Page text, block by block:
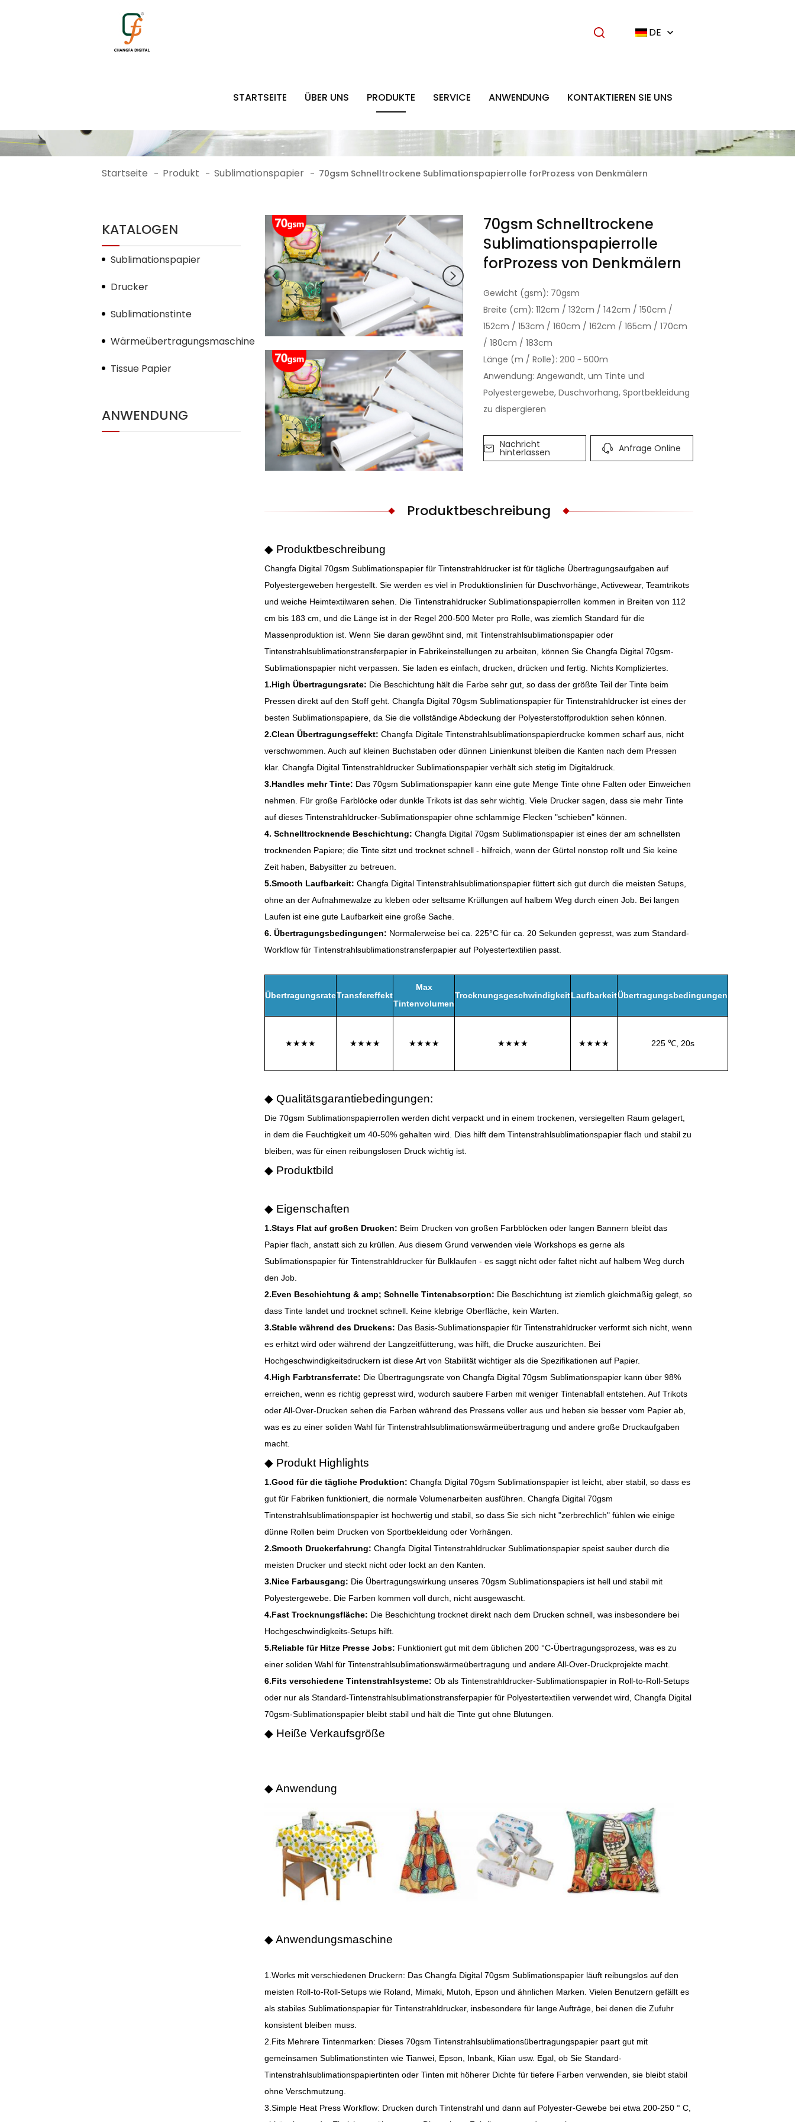
DE
STARTSEITE ÜBER UNS PRODUKTE SERVICE ANWENDUNG KONTAKTIEREN SIE UNS
Startseite - Produkt - Sublimationspapier - 70gsm Schnelltrockene Sublimationspapierrolle forProzess von Denkmälern
KATALOGEN
Sublimationspapier
Drucker
Sublimationstinte
Wärmeübertragungsmaschine
Tissue Papier
ANWENDUNG
70gsm Schnelltrockene
Sublimationspapierrolle
forProzess von Denkmälern
Gewicht (gsm): 70gsm
Breite (cm): 112cm / 132cm / 142cm / 150cm /
152cm / 153cm / 160cm / 162cm / 165cm / 170cm
/ 180cm / 183cm
Länge (m / Rolle): 200 ~ 500m
Anwendung: Angewandt, um Tinte und
Polyestergewebe, Duschvorhang, Sportbekleidung
zu dispergieren
Nachricht
hinterlassen Anfrage Online
Produktbeschreibung
◆ Produktbeschreibung
Changfa Digital 70gsm Sublimationspapier für Tintenstrahldrucker ist für tägliche Übertragungsaufgaben auf
Polyestergeweben hergestellt. Sie werden es viel in Produktionslinien für Duschvorhänge, Activewear, Teamtrikots
und weiche Heimtextilwaren sehen. Die Tintenstrahldrucker Sublimationspapierrollen kommen in Breiten von 112
cm bis 183 cm, und die Länge ist in der Regel 200-500 Meter pro Rolle, was ziemlich Standard für die
Massenproduktion ist. Wenn Sie daran gewöhnt sind, mit Tintenstrahlsublimationspapier oder
Tintenstrahlsublimationstransferpapier in Fabrikeinstellungen zu arbeiten, können Sie Changfa Digital 70gsm-
Sublimationspapier nicht verpassen. Sie laden es einfach, drucken, drücken und fertig. Nichts Kompliziertes.
1.High Übertragungsrate: Die Beschichtung hält die Farbe sehr gut, so dass der größte Teil der Tinte beim
Pressen direkt auf den Stoff geht. Changfa Digital 70gsm Sublimationspapier für Tintenstrahldrucker ist eines der
besten Sublimationspapiere, da Sie die vollständige Abdeckung der Polyesterstoffproduktion sehen können.
2.Clean Übertragungseffekt: Changfa Digitale Tintenstrahlsublimationspapierdrucke kommen scharf aus, nicht
verschwommen. Auch auf kleinen Buchstaben oder dünnen Linienkunst bleiben die Kanten nach dem Pressen
klar. Changfa Digital Tintenstrahldrucker Sublimationspapier verhält sich stetig im Digitaldruck.
3.Handles mehr Tinte: Das 70gsm Sublimationspapier kann eine gute Menge Tinte ohne Falten oder Einweichen
nehmen. Für große Farblöcke oder dunkle Trikots ist das sehr wichtig. Viele Drucker sagen, dass sie mehr Tinte
auf dieses Tintenstrahldrucker-Sublimationspapier ohne schlammige Flecken "schieben" können.
4. Schnelltrocknende Beschichtung: Changfa Digital 70gsm Sublimationspapier ist eines der am schnellsten
trocknenden Papiere; die Tinte sitzt und trocknet schnell - hilfreich, wenn der Gürtel nonstop rollt und Sie keine
Zeit haben, Babysitter zu betreuen.
5.Smooth Laufbarkeit: Changfa Digital Tintenstrahlsublimationspapier füttert sich gut durch die meisten Setups,
ohne an der Aufnahmewalze zu kleben oder seltsame Krüllungen auf halbem Weg durch einen Job. Bei langen
Laufen ist eine gute Laufbarkeit eine große Sache.
6. Übertragungsbedingungen: Normalerweise bei ca. 225°C für ca. 20 Sekunden gepresst, was zum Standard-
Workflow für Tintenstrahlsublimationstransferpapier auf Polyestertextilien passt.
ÜbertragungsrateTransfereffekt
Max
Tintenvolumen
TrocknungsgeschwindigkeitLaufbarkeitÜbertragungsbedingungen
★★★★ ★★★★ ★★★★ ★★★★ ★★★★ 225 ℃, 20s
◆ Qualitätsgarantiebedingungen:
Die 70gsm Sublimationspapierrollen werden dicht verpackt und in einem trockenen, versiegelten Raum gelagert,
in dem die Feuchtigkeit um 40-50% gehalten wird. Dies hilft dem Tintenstrahlsublimationspapier flach und stabil zu
bleiben, was für einen reibungslosen Druck wichtig ist.
◆ Produktbild
◆ Eigenschaften
1.Stays Flat auf großen Drucken: Beim Drucken von großen Farbblöcken oder langen Bannern bleibt das
Papier flach, anstatt sich zu krüllen. Aus diesem Grund verwenden viele Workshops es gerne als
Sublimationspapier für Tintenstrahldrucker für Bulklaufen - es saggt nicht oder faltet nicht auf halbem Weg durch
den Job.
2.Even Beschichtung & amp; Schnelle Tintenabsorption: Die Beschichtung ist ziemlich gleichmäßig gelegt, so
dass Tinte landet und trocknet schnell. Keine klebrige Oberfläche, kein Warten.
3.Stable während des Druckens: Das Basis-Sublimationspapier für Tintenstrahldrucker verformt sich nicht, wenn
es erhitzt wird oder während der Langzeitfütterung, was hilft, die Drucke auszurichten. Bei
Hochgeschwindigkeitsdruckern ist diese Art von Stabilität wichtiger als die Spezifikationen auf Papier.
4.High Farbtransferrate: Die Übertragungsrate von Changfa Digital 70gsm Sublimationspapier kann über 98%
erreichen, wenn es richtig gepresst wird, wodurch saubere Farben mit weniger Tintenabfall entstehen. Auf Trikots
oder All-Over-Drucken sehen die Farben während des Pressens voller aus und heben sie besser vom Papier ab,
was es zu einer soliden Wahl für Tintenstrahlsublimationswärmeübertragung und andere große Druckaufgaben
macht.
◆ Produkt Highlights
1.Good für die tägliche Produktion: Changfa Digital 70gsm Sublimationspapier ist leicht, aber stabil, so dass es
gut für Fabriken funktioniert, die normale Volumenarbeiten ausführen. Changfa Digital 70gsm
Tintenstrahlsublimationspapier ist hochwertig und stabil, so dass Sie sich nicht "zerbrechlich" fühlen wie einige
dünne Rollen beim Drucken von Sportbekleidung oder Vorhängen.
2.Smooth Druckerfahrung: Changfa Digital Tintenstrahldrucker Sublimationspapier speist sauber durch die
meisten Drucker und steckt nicht oder lockt an den Kanten.
3.Nice Farbausgang: Die Übertragungswirkung unseres 70gsm Sublimationspapiers ist hell und stabil mit
Polyestergewebe. Die Farben kommen voll durch, nicht ausgewascht.
4.Fast Trocknungsfläche: Die Beschichtung trocknet direkt nach dem Drucken schnell, was insbesondere bei
Hochgeschwindigkeits-Setups hilft.
5.Reliable für Hitze Presse Jobs: Funktioniert gut mit dem üblichen 200 °C-Übertragungsprozess, was es zu
einer soliden Wahl für Tintenstrahlsublimationswärmeübertragung und andere All-Over-Druckprojekte macht.
6.Fits verschiedene Tintenstrahlsysteme: Ob als Tintenstrahldrucker-Sublimationspapier in Roll-to-Roll-Setups
oder nur als Standard-Tintenstrahlsublimationstransferpapier für Polyestertextilien verwendet wird, Changfa Digital
70gsm-Sublimationspapier bleibt stabil und hält die Tinte gut ohne Blutungen.
◆ Heiße Verkaufsgröße
◆ Anwendung
◆ Anwendungsmaschine
1.Works mit verschiedenen Druckern: Das Changfa Digital 70gsm Sublimationspapier läuft reibungslos auf den
meisten Roll-to-Roll-Setups wie Roland, Mimaki, Mutoh, Epson und ähnlichen Marken. Vielen Benutzern gefällt es
als stabiles Sublimationspapier für Tintenstrahldrucker, insbesondere für lange Aufträge, bei denen die Zufuhr
konsistent bleiben muss.
2.Fits Mehrere Tintenmarken: Dieses 70gsm Tintenstrahlsublimationsübertragungspapier paart gut mit
gemeinsamen Sublimationstinten wie Tianwei, Epson, Inbank, Kiian usw. Egal, ob Sie Standard-
Tintenstrahlsublimationspapiertinten oder Tinten mit höherer Dichte für tiefere Farben verwenden, sie bleibt stabil
ohne Verschmutzung.
3.Simple Heat Press Workflow: Drucken durch Tintenstrahl und dann auf Polyester-Gewebe bei etwa 200-250 ° C,